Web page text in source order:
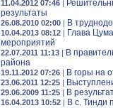
11.04.2012 07:46 |
результаты
26.08.2010 02:00 | В
10.04.2013 08:12 | Глава
мероприятий
22.07.2011 11:13 | В
района
19.11.2012 07:26 | В горы на
23.06.2011 12:25 |
29.06.2009 11:25 | В
16.04.2013 10:52 | В с. Тинди